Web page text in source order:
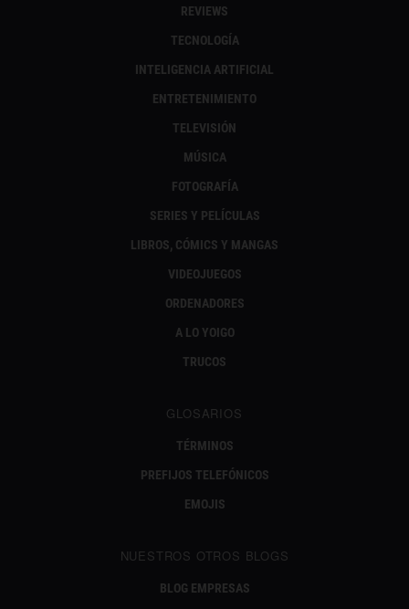
REVIEWS
TECNOLOGÍA
INTELIGENCIA ARTIFICIAL
ENTRETENIMIENTO
TELEVISIÓN
MÚSICA
FOTOGRAFÍA
SERIES Y PELÍCULAS
LIBROS, CÓMICS Y MANGAS
VIDEOJUEGOS
ORDENADORES
A LO YOIGO
TRUCOS
GLOSARIOS
TÉRMINOS
PREFIJOS TELEFÓNICOS
EMOJIS
NUESTROS OTROS BLOGS
BLOG EMPRESAS